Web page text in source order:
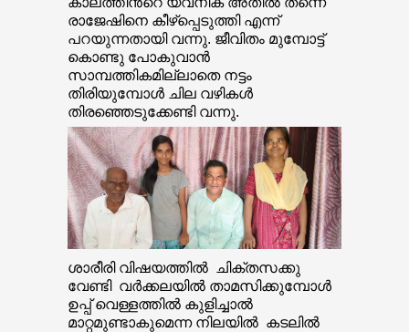
രാജേഷിനെ കീഴ്പ്പെടുത്തി എന്ന്
പറയുന്നതായി വന്നു. ജീവിതം മുമ്പോട്ട്
കൊണ്ടു പോകുവാൻ
സാമ്പത്തികമില്ലാതെ നട്ടം
തിരിയുമ്പോൾ ചില വഴികൾ
തിരഞ്ഞെടുക്കേണ്ടി വന്നു.
ശാരീരി വിഷയത്തിൽ ചിക്തസക്കു
വേണ്ടി വർക്കലയിൽ താമസിക്കുമ്പോൾ
ഉപ്പ് വെള്ളത്തിൽ കുളിച്ചാൽ
മാറ്റമുണ്ടാകുമെന്ന നിലയിൽ കടലിൽ